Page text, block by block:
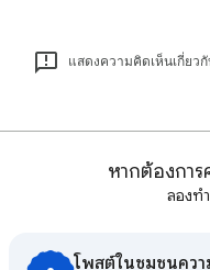
แสดงความคิดเห็นเกี่ยว
หากต้องกา
ลองท
โพสต์ในชุมชนควา